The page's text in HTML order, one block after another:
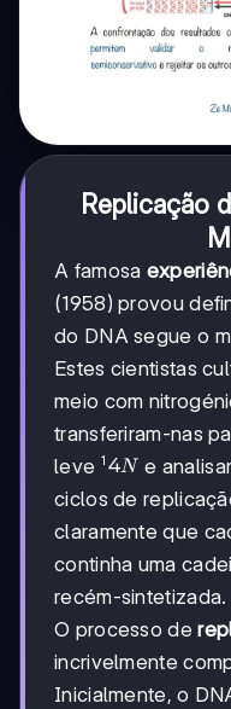
Replicação
A famosa
(1958) provou
do DNA segue o
Estes cientistas
meio com
transferiram-nas
leve ^14N
1 4N e
ciclos de
claramente que
continha uma
recém-sintetizada.
O processo de
incrivelmente
Inicialmente, o